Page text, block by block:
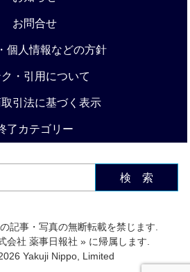
お問合せ
個人情報などの方針
ク・引用について
引法に基づく表示
了カテゴリー
検 索
記事・写真の無断転載を禁じます.
会社 薬事日報社 » に帰属します.
Yakuji Nippo, Limited